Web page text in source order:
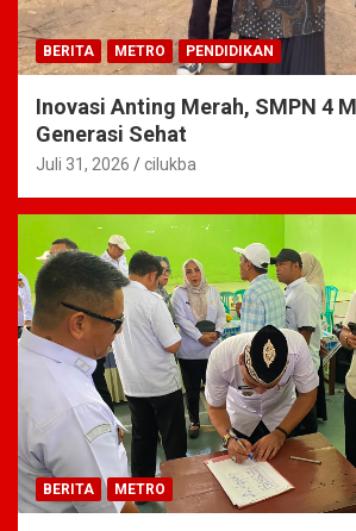
BERITA METRO PENDIDIKAN
Inovasi Anting Merah, SMPN 4
Generasi Sehat
Juli 31, 2026 cilukba
BERITA METRO